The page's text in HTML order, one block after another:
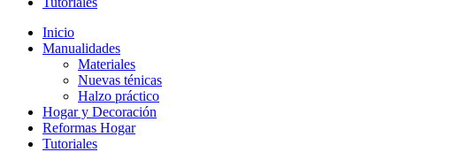
Inicio
Manualidades
Materiales
Nuevas ténicas
Halzo práctico
Hogar y Decoración
Reformas Hogar
Tutoriales